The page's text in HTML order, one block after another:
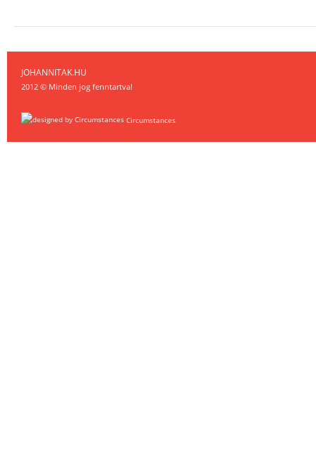
JOHANNITAK.HU
2012 © Minden jog fenntartva!
Circumstances